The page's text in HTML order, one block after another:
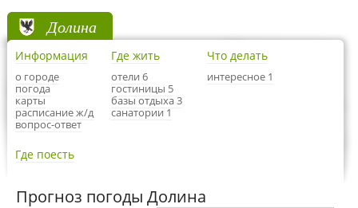
Долина
Информация
о городе
погода
карты
расписание ж/д
вопрос-ответ
Где жить
отели 6
гостиницы 5
базы отдыха 3
санатории 1
Что делать
интересное 1
Где поесть
Прогноз погоды Долина